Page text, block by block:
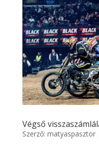
Végső
Szerző: matyaspasztor